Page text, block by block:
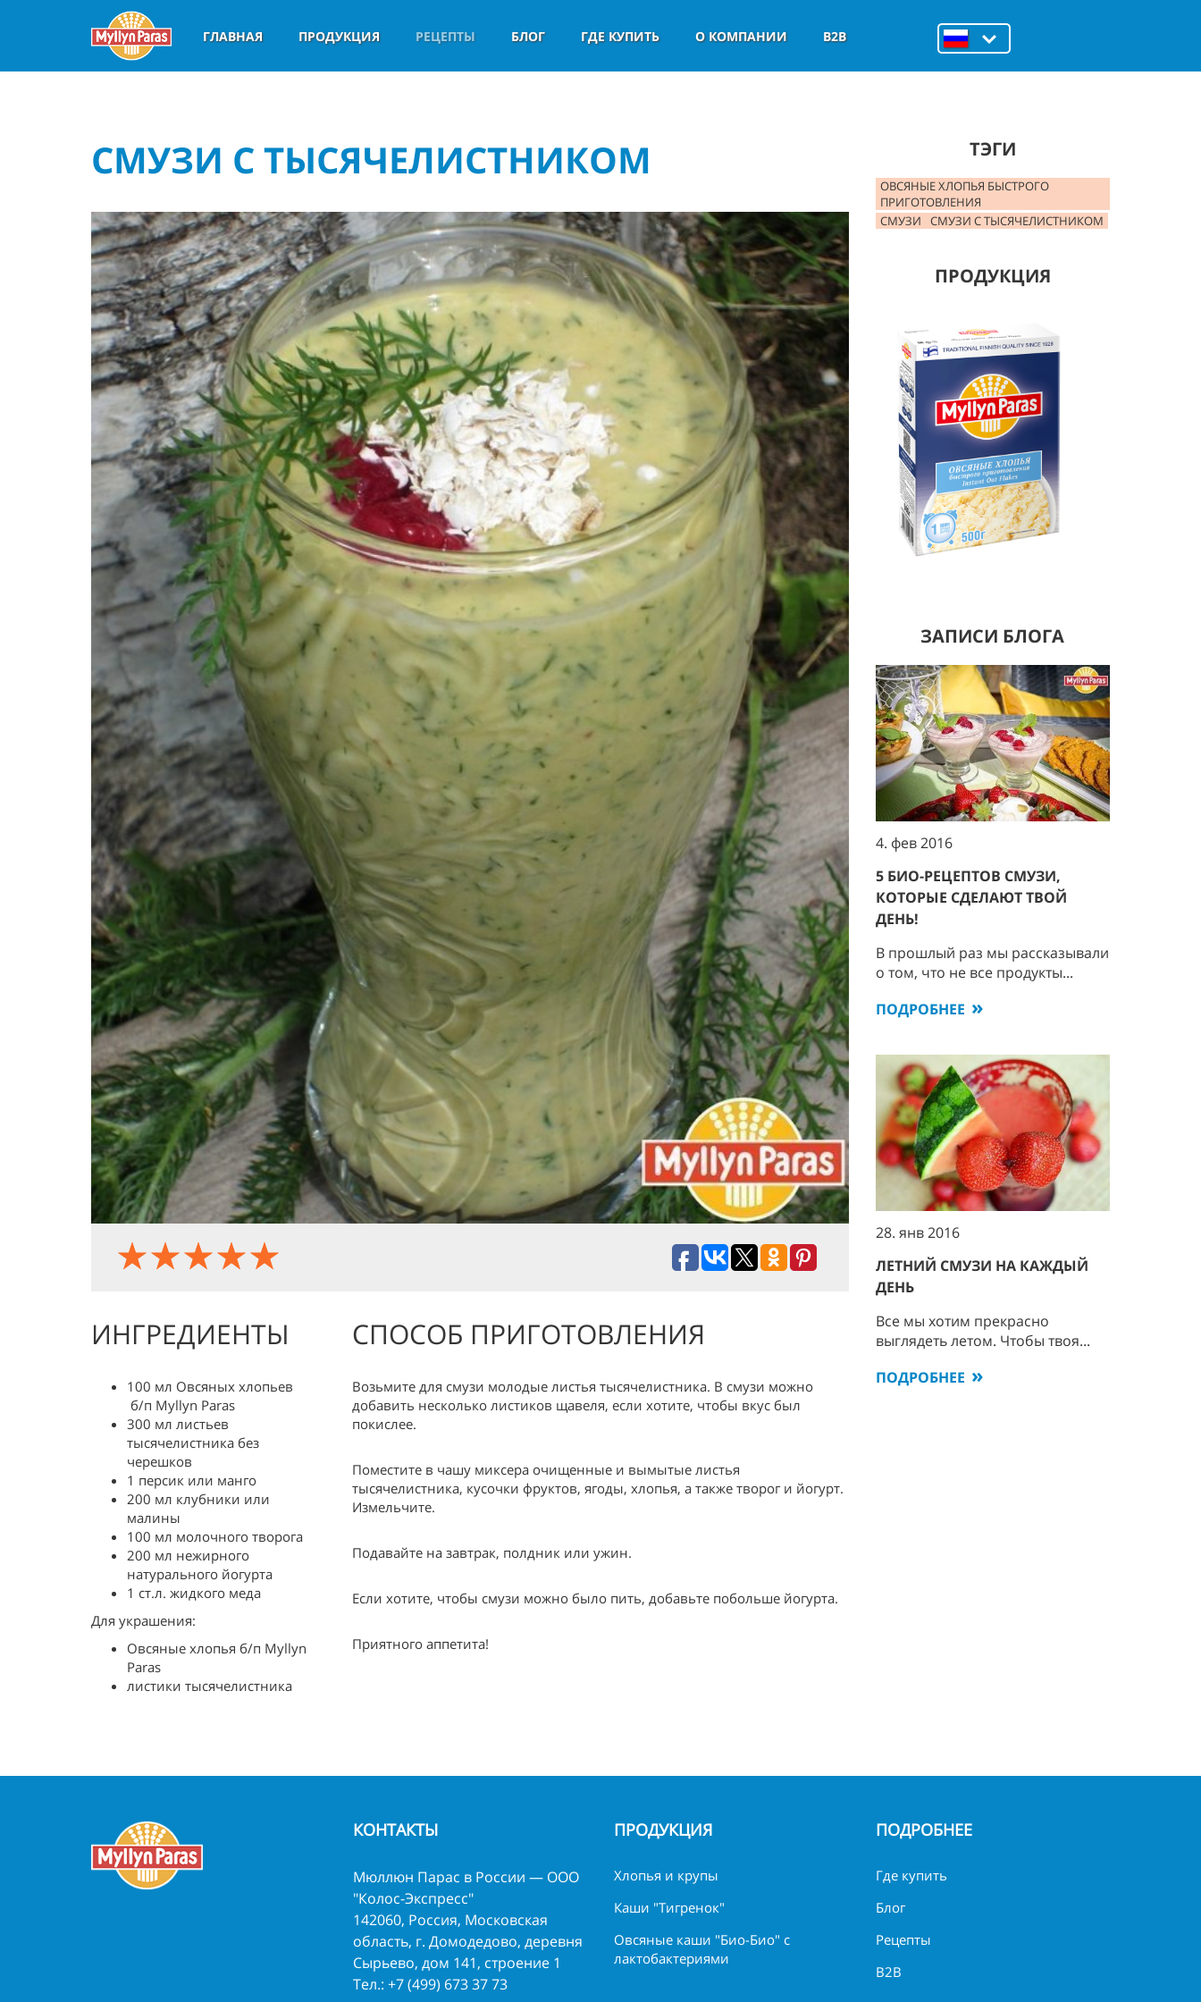
ГЛАВНАЯ ПРОДУКЦИЯ РЕЦЕПТЫ БЛОГ ГДЕ КУПИТЬ О КОМПАНИИ B2B
СМУЗИ С ТЫСЯЧЕЛИСТНИКОМ
ИНГРЕДИЕНТЫ
100 мл Овсяных хлопьев
б/п Myllyn Paras
300 мл листьев
тысячелистника без
черешков
1 персик или манго
200 мл клубники или
малины
100 мл молочного творога
200 мл нежирного
натурального йогурта
1 ст.л. жидкого меда
Для украшения:
Овсяные хлопья б/п Myllyn
Paras
листики тысячелистника
СПОСОБ ПРИГОТОВЛЕНИЯ
Возьмите для смузи молодые листья тысячелистника. В смузи можно
добавить несколько листиков щавеля, если хотите, чтобы вкус был
покислее.
Поместите в чашу миксера очищенные и вымытые листья
тысячелистника, кусочки фруктов, ягоды, хлопья, а также творог и йогурт.
Измельчите.
Подавайте на завтрак, полдник или ужин.
Если хотите, чтобы смузи можно было пить, добавьте побольше йогурта.
Приятного аппетита!
ТЭГИ
ОВСЯНЫЕ ХЛОПЬЯ БЫСТРОГО
ПРИГОТОВЛЕНИЯ
СМУЗИ
СМУЗИ С ТЫСЯЧЕЛИСТНИКОМ
ПРОДУКЦИЯ
ЗАПИСИ БЛОГА
4. фев 2016
5 БИО-РЕЦЕПТОВ СМУЗИ,
КОТОРЫЕ СДЕЛАЮТ ТВОЙ
ДЕНЬ!
В прошлый раз мы рассказывали
о том, что не все продукты...
ПОДРОБНЕЕ
28. янв 2016
ЛЕТНИЙ СМУЗИ НА КАЖДЫЙ
ДЕНЬ
Все мы хотим прекрасно
выглядеть летом. Чтобы твоя...
ПОДРОБНЕЕ
КОНТАКТЫ
Мюллюн Парас в России — ООО
"Колос-Экспресс"
142060, Россия, Московская
область, г. Домодедово, деревня
Сырьево, дом 141, строение 1
Тел.: +7 (499) 673 37 73
ПРОДУКЦИЯ
Хлопья и крупы
Каши "Тигренок"
Овсяные каши "Био-Био" с
лактобактериями
ПОДРОБНЕЕ
Где купить
Блог
Рецепты
B2B